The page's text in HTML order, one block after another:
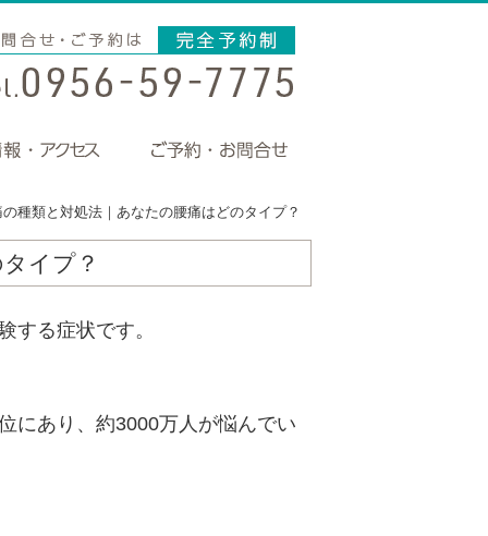
の種類と対処法｜あなたの腰痛はどのタイプ？
イプ？
する症状です。
にあり、約3000万人が悩んでい